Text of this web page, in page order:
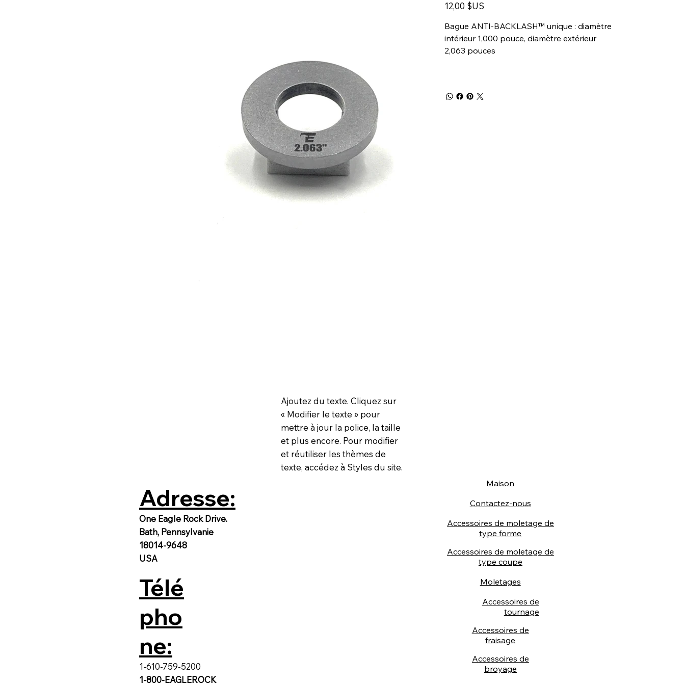
Prix
12,00 $US
Bague ANTI-BACKLASH™ unique : diamètre
intérieur 1,000 pouce, diamètre extérieur
2,063 pouces
Ajoutez du texte. Cliquez sur
« Modifier le texte » pour
mettre à jour la police, la taille
et plus encore. Pour modifier
et réutiliser les thèmes de
texte, accédez à Styles du site.
Adresse:
One Eagle Rock Drive.
Bath, Pennsylvanie
18014-9648
USA
Télé
pho
ne:
1-610-759-5200
1-800-EAGLEROCK
Maison
Contactez-nous
Accessoires de moletage de
type forme
Accessoires de moletage de
type coupe
Moletages
Accessoires de
tournage
Accessoires de
fraisage
Accessoires de
broyage